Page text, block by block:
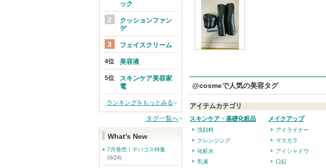
@cosmeで人気の美容タグ
アイテムカテゴリ
スキンケア・基礎化粧品
洗顔料
クレンジング
化粧水
乳液
メイクアップ
アイライナー
マスカラ
アイシャドウ
口紅
ック
クッションファン
デ
フェイスクリーム
美容液
スキンケア美容家
電
ランキングをもっとみる
タグ一覧へ
What's New
7月発売！デパコス特集
(6/24)